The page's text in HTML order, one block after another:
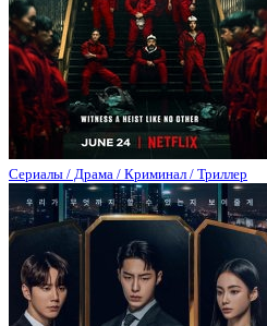
Сериалы / Драма / Криминал / Триллер